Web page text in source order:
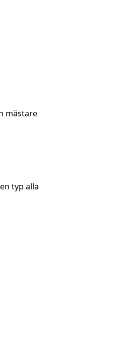
mästare
typ alla